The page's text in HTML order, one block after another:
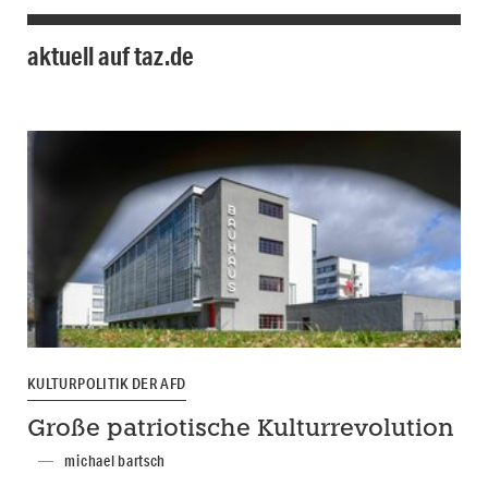
aktuell auf taz.de
KULTURPOLITIK DER AFD
Große patriotische Kulturrevolution
michael bartsch